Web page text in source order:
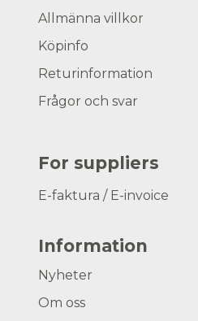
Allmänna villkor
Köpinfo
Returinformation
Frågor och svar
For suppliers
E-faktura / E-invoice
Information
Nyheter
Om oss